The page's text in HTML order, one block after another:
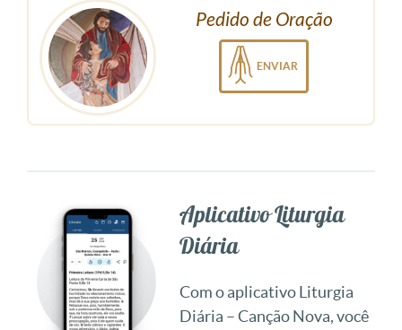
Pedido de Oração
ENVIAR
Aplicativo Liturgia
Diária
Com o aplicativo Liturgia
Diária – Canção Nova, você